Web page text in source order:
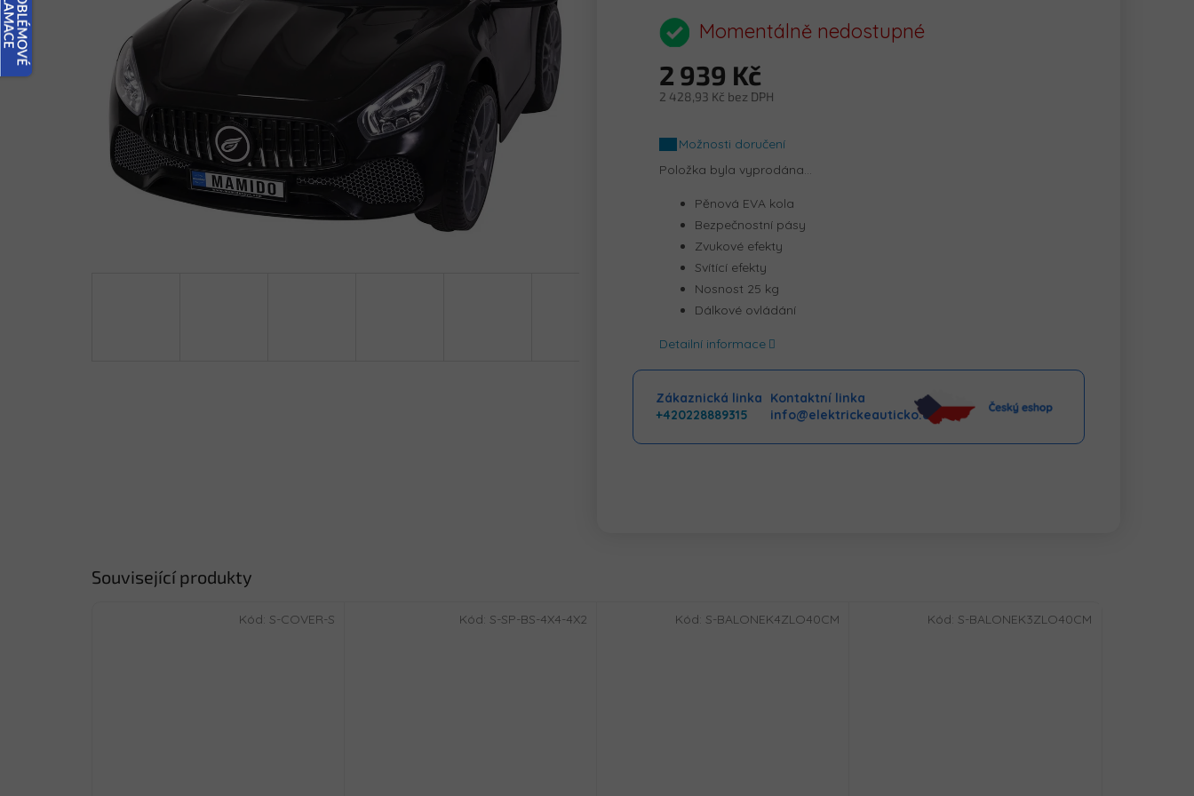
produktu
je
z
5
Momentálně nedostupné
2 939 Kč
2 428,93 Kč bez DPH
cena:Možnosti doručení
Položka byla vyprodána…
Pěnová EVA kola
Bezpečnostní pásy
Zvukové efekty
Svítící efekty
Nosnost 25 kg
Dálkové ovládání
Detailní informace
Zákaznická linka
+420228889315
Kontaktní linka
info@elektrickeauticko.cz
Související produkty
Kód: S-COVER-S Kód: S-SP-BS-4X4-4X2 Kód: S-BALONEK4ZLO40CM Kód: S-BALONEK3ZLO40CM